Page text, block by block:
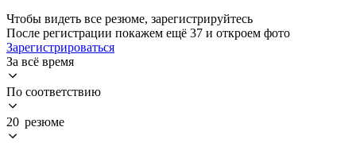
Чтобы видеть все резюме, зарегистрируйтесь
После регистрации покажем ещё 37 и откроем фото
Зарегистрироваться
За всё время
По соответствию
20 резюме